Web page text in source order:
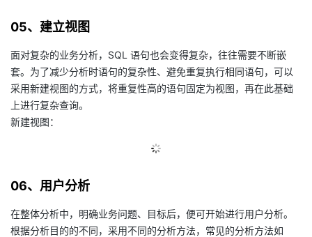
05、建立视图
面对复杂的业务分析，SQL 语句也会变得复杂，往往需要不断嵌
套。为了减少分析时语句的复杂性、避免重复执行相同语句，可以
采用新建视图的方式，将重复性高的语句固定为视图，再在此基础
上进行复杂查询。
新建视图：
06、用户分析
在整体分析中，明确业务问题、目标后，便可开始进行用户分析。
根据分析目的的不同，采用不同的分析方法，常见的分析方法如